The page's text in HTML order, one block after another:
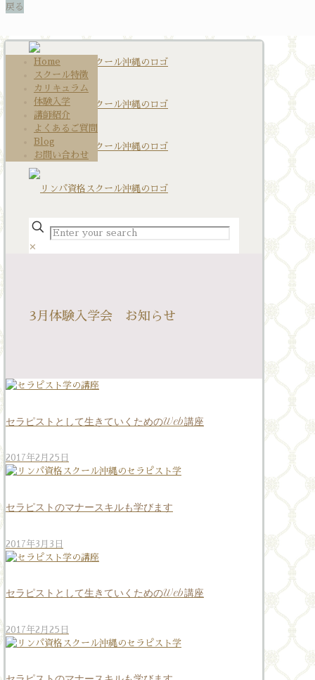
✕
3月体験入学会 お知らせ
セラピストとして生きていくためのWeb講座
2017年2月25日
セラピストのマナースキルも学びます
2017年3月3日
セラピストとして生きていくためのWeb講座
2017年2月25日
Home
スクール特徴
カリキュラム
体験入学
講師紹介
よくあるご質問
Blog
お問い合わせ